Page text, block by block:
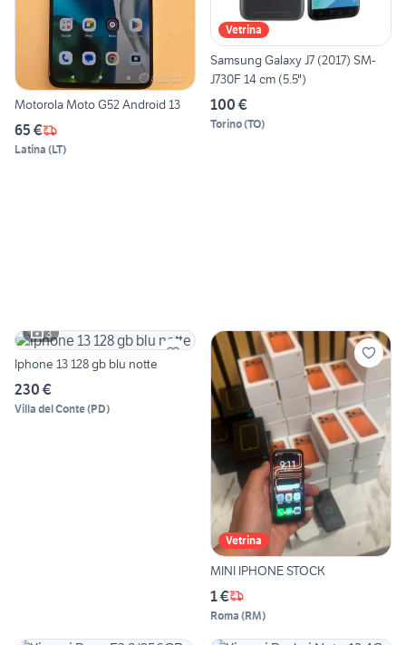
Motorola Moto G52 Android 13
65 €
Latina (LT)
Vetrina
Samsung Galaxy J7 (2017) SM-
J730F 14 cm (5.5")
100 €
Torino(TO)
3
Iphone 13 128 gb blu notte
230 €
Villa del Conte(PD)
Vetrina
MINI IPHONE STOCK
1 €
Roma (RM)